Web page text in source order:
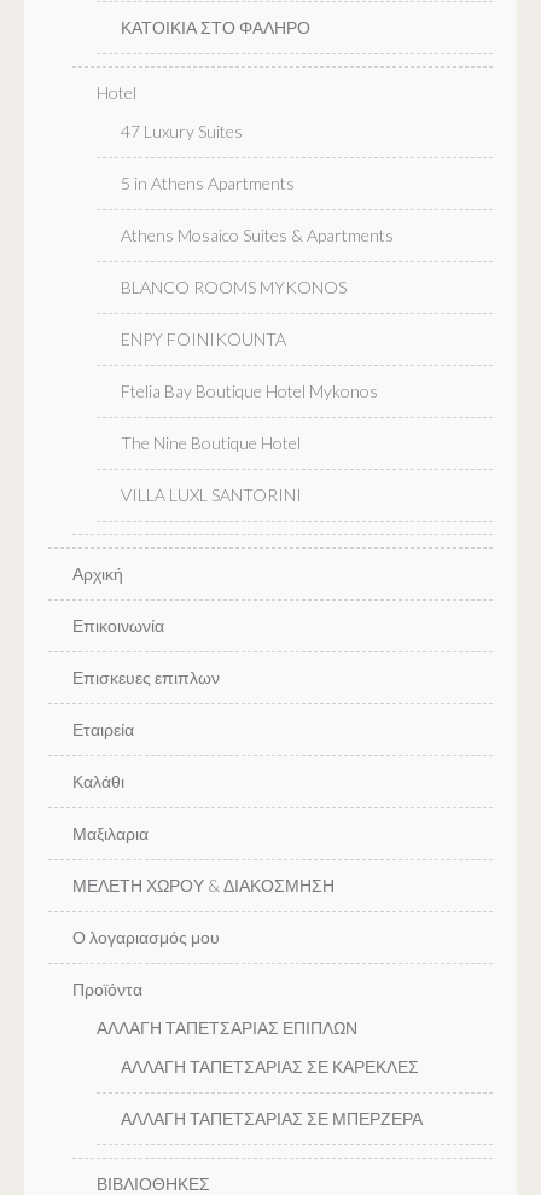
ΚΑΤΟΙΚΙΑ ΣΤΟ ΦΑΛΗΡΟ
Hotel
47 Luxury Suites
5 in Athens Apartments
Athens Mosaico Suites & Apartments
BLANCO ROOMS MYKONOS
ENPY FOINIKOUNTA
Ftelia Bay Boutique Hotel Mykonos
The Nine Boutique Hotel
VILLA LUXL SANTORINI
Αρχική
Επικοινωνία
Επισκευες επιπλων
Εταιρεία
Καλάθι
Μαξιλαρια
ΜΕΛΕΤΗ ΧΩΡΟΥ & ΔΙΑΚΟΣΜΗΣΗ
Ο λογαριασμός μου
Προϊόντα
ΑΛΛΑΓΗ ΤΑΠΕΤΣΑΡΙΑΣ ΕΠΙΠΛΩΝ
ΑΛΛΑΓΗ ΤΑΠΕΤΣΑΡΙΑΣ ΣΕ ΚΑΡΕΚΛΕΣ
ΑΛΛΑΓΗ ΤΑΠΕΤΣΑΡΙΑΣ ΣΕ ΜΠΕΡΖΕΡΑ
ΒΙΒΛΙΟΘΗΚΕΣ